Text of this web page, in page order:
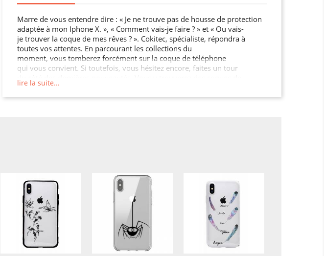
Marre de vous entendre dire : « Je ne trouve pas de housse de protection
adaptée à mon Iphone X. », « Comment vais-je faire ? » et « Ou vais-
je trouver la coque de mes rêves ? ». Cokitec, spécialiste, répondra à
toutes vos attentes. En parcourant les collections du
moment, vous tomberez forcément sur la coque de téléphone
qui vous convient. Si toutefois, vous hésitez encore, faites un tour
smartphone imprimées ou unies, et des housses pour tablette très
tendances, avec différents motifs et divers univers. Et
3) validez votre création personnalisée. Cokitec s'occupe du reste! Pour
assurer un max, n’oubliez pas de commander votre film de protection !
lire la suite...